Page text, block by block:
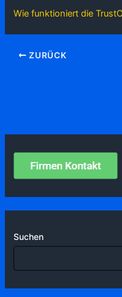
Suchen
Wie funktioniert die
ZURÜCK